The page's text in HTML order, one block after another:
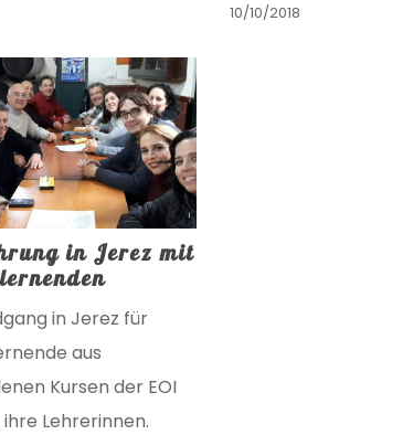
10/10/2018
in Jerez mit
in Jerez für
aus
Kursen der EOI
Lehrerinnen.